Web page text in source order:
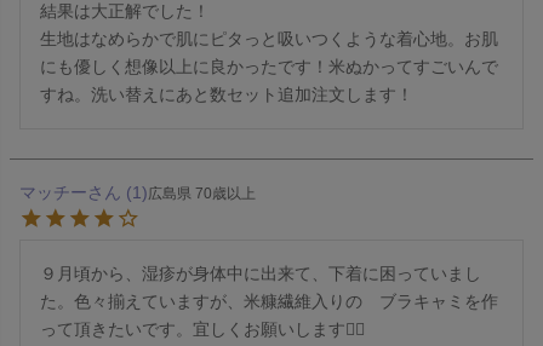
結果は大正解でした！
生地はなめらかで肌にピタっと吸いつくような着心地。お肌
にも優しく想像以上に良かったです！米ぬかってすごいんで
すね。洗い替えにあと数セット追加注文します！
マッチー 1 広島県 70歳以上
９月頃から、湿疹が身体中に出来て、下着に困っていまし
た。色々揃えていますが、米糠繊維入りの　ブラキャミを作